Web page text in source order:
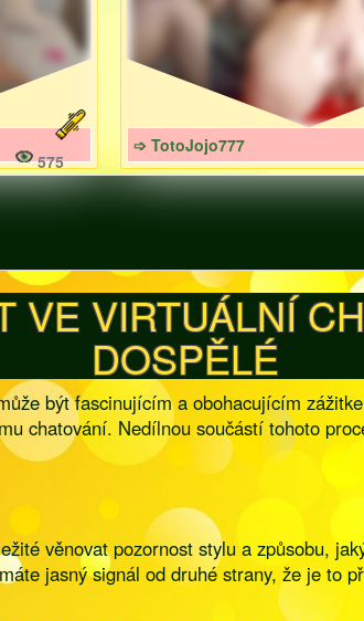
575
➩ TotoJojo777
VE VIRTUÁLNÍ
DOSPĚLÉ
být fascinujícím a obohacujícím
chatování. Nedílnou součástí tohoto
věnovat pozornost stylu a způsobu,
jasný signál od druhé strany, že je